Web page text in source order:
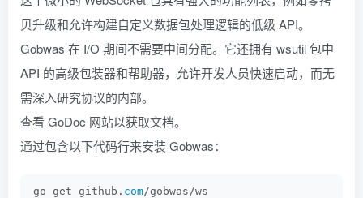
贝升级和允许构建自定义数据包处理逻辑的低级 API。
Gobwas 在 I/O 期间不需要中间分配。它还拥有 wsutil 包中
API 的高级包装器和帮助器，允许开发人员快速启动，而无
需深入研究协议的内部。
查看 GoDoc 网站以获取文档。
通过包含以下代码行来安装 Gobwas：
go get github. com/gobwas/ws